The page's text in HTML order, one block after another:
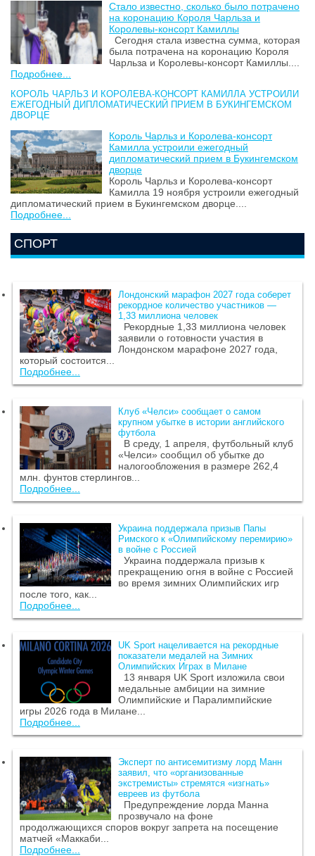
Стало известно, сколько было потрачено
на коронацию Короля Чарльза и
Королевы-консорт Камиллы
Сегодня стала известна сумма, которая
была потрачена на коронацию Короля
Чарльза и Королевы-консорт Камиллы....
Подробнее...
КОРОЛЬ ЧАРЛЬЗ И КОРОЛЕВА-КОНСОРТ КАМИЛЛА УСТРОИЛИ
ЕЖЕГОДНЫЙ ДИПЛОМАТИЧЕСКИЙ ПРИЕМ В БУКИНГЕМСКОМ
ДВОРЦЕ
Король Чарльз и Королева-консорт
Камилла устроили ежегодный
дипломатический прием в Букингемском
дворце
Король Чарльз и Королева-консорт
Камилла 19 ноября устроили ежегодный
дипломатический прием в Букингемском дворце....
Подробнее...
СПОРТ
Лондонский марафон 2027 года соберет
рекордное количество участников —
1,33 миллиона человек
Рекордные 1,33 миллиона человек
заявили о готовности участия в
Лондонском марафоне 2027 года,
который состоится...
Подробнее...
Клуб «Челси» сообщает о самом
крупном убытке в истории английского
футбола
В среду, 1 апреля, футбольный клуб
«Челси» сообщил об убытке до
налогообложения в размере 262,4
млн. фунтов стерлингов...
Подробнее...
Украина поддержала призыв Папы
Римского к «Олимпийскому перемирию»
в войне с Россией
Украина поддержала призыв к
прекращению огня в войне с Россией
во время зимних Олимпийских игр
после того, как...
Подробнее...
UK Sport нацеливается на рекордные
показатели медалей на Зимних
Олимпийских Играх в Милане
13 января UK Sport изложила свои
медальные амбиции на зимние
Олимпийские и Паралимпийские
игры 2026 года в Милане...
Подробнее...
Эксперт по антисемитизму лорд Манн
заявил, что «организованные
экстремисты» стремятся «изгнать»
евреев из футбола
Предупреждение лорда Манна
прозвучало на фоне
продолжающихся споров вокруг запрета на посещение
матчей «Маккаби...
Подробнее...